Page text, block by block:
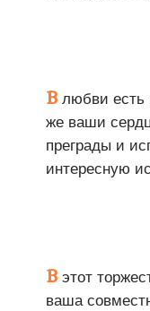
В любви есть
же ваши
преграды и
интересную
В этот
ваша